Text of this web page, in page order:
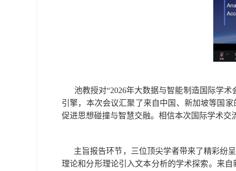
池教授对“2026年大数据与智能制造国际学术
引擎，本次会议汇聚了来自中国、新加坡等国
促进思想碰撞与智慧交融。相信本次国际学术交
主旨报告环节，三位顶尖学者带来了精彩纷呈
理论和分形理论引入文本分析的学术探索。来